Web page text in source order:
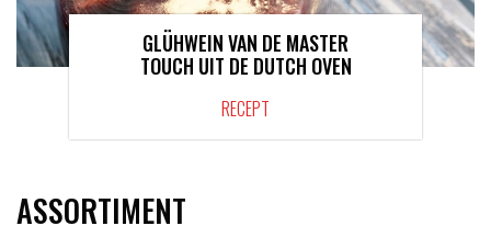
GLÜHWEIN VAN DE MASTER
TOUCH UIT DE DUTCH OVEN
RECEPT
ASSORTIMENT